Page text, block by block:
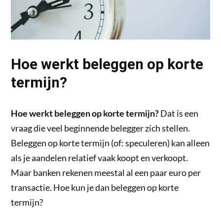
Hoe werkt beleggen op korte
termijn?
Hoe werkt beleggen op korte termijn?Dat is een
vraag die veel beginnende belegger zich stellen.
Beleggen op korte termijn (of: speculeren) kan alleen
als je aandelen relatief vaak koopt en verkoopt.
Maar banken rekenen meestal al een paar euro per
transactie. Hoe kun je dan beleggen op korte
termijn?